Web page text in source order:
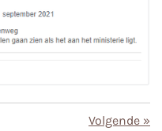
Volgende »